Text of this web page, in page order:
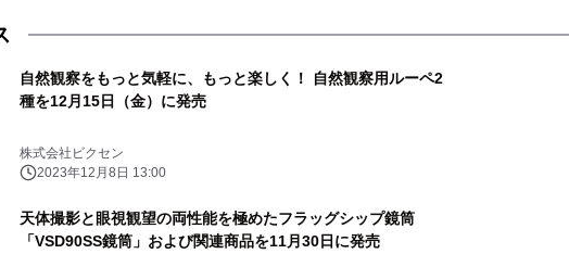
自然観察をもっと気軽に、もっと楽しく！ 自然観察用ルーペ2
種を12月15日（金）に発売
株式会社ビクセン
2023年12月8日 13:00
天体撮影と眼視観望の両性能を極めたフラッグシップ鏡筒
「VSD90SS鏡筒」および関連商品を11月30日に発売